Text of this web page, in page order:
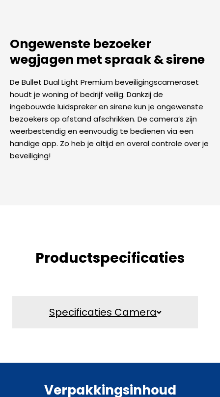
Ongewenste bezoeker
wegjagen met spraak & sirene
De Bullet Dual Light Premium beveiligingscameraset
houdt je woning of bedrijf veilig. Dankzij de
ingebouwde luidspreker en sirene kun je ongewenste
bezoekers op afstand afschrikken. De camera’s zijn
weerbestendig en eenvoudig te bedienen via een
handige app. Zo heb je altijd en overal controle over je
beveiliging!
Productspecificaties
Specificaties Camera
Verpakkingsinhoud